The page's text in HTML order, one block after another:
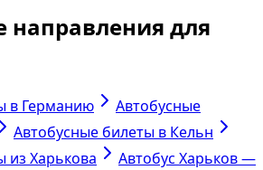
направления для
в Германию
Автобусные
Автобусные билеты в Кельн
из Харькова
Автобус Харьков —